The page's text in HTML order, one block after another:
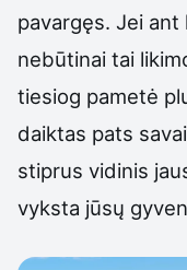
pavargęs. Jei
nebūtinai tai
tiesiog pametė
daiktas pats
stiprus vidinis
vyksta jūsų